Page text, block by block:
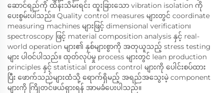
ဆောင်ရည်ကို ထိန်းသိမ်းရင်း ထူးခြားသော vibration isolation ကို
ပေးစွမ်းပါသည်။ Quality control measures များတွင် coordinate
measuring machines များဖြင့် dimensional verification၊
spectroscopy ဖြင့် material composition analysis နှင့် real-
world operation များ၏ နှစ်များစွာကို အတုယူသည့် stress testing
များ ပါဝင်ပါသည်။ ထုတ်လုပ်မှု process များတွင် lean production
principles နှင့် statistical process control များကို ပေါင်းစပ်ထား
ပြီး ဖောက်သည်များထံသို့ ရောက်ရှိမည့် အရည်အသွေးမဲ့ component
များကို ကြိုတင်ဖယ်ရှားရန် အာမခံပေးပါသည်။